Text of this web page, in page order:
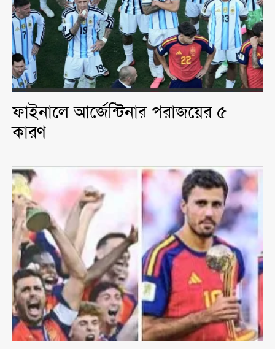
ফাইনালে আর্জেন্টিনার পরাজয়ের ৫
কারণ